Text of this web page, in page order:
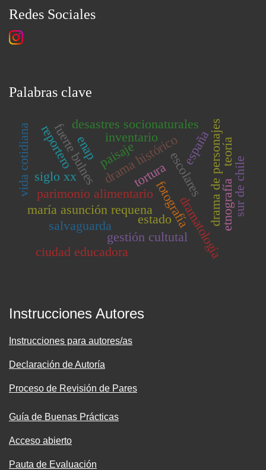
Redes Sociales
Palabras clave
escolares
parimonio alimentario
dramatología
drama de personajes
drama histórico
maría asunción requena
fuerte bulnesdesastres socionaturales
salvaguarda
inventario
estadofotografía
gestión cultutal
siglo xx
españa
etnografía
paisaje
ciudad educadora
enap
vida cotidiana sur de chile
reportero
tortura
teoría
Instrucciones Autores
Instrucciones para autores/as
Declaración de Autoría
Proceso de Revisión de Pares
Guía de Buenas Prácticas
Acceso abierto
Pauta de Evaluación